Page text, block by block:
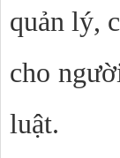
quản lý,
cho
luật.